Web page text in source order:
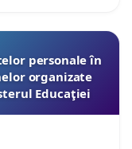
personale în
organizate
Educaţiei